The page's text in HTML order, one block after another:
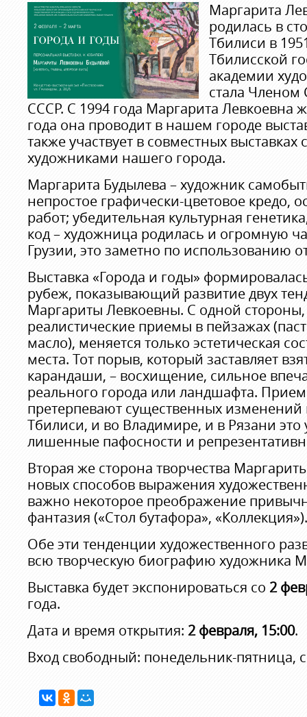
Маргарита
родилась в
Тбилиси в
Тбилисской
академии
стала
СССР. С 1994 года Маргарита Левкоевна
года она проводит в нашем городе
также участвует в совместных выставках
художниками нашего города.
Маргарита Будылева – художник
непростое графически-цветовое кредо,
работ; убедительная культурная
код – художница родилась и огромную
Грузии, это заметно по использованию
Выставка «Города и годы»
рубеж, показывающий развитие двух
Маргариты Левкоевны. С одной
реалистические приемы в пейзажах
масло), меняется только эстетическая
места. Тот порыв, который заставляет
карандаши, – восхищение, сильное
реального города или ландшафта.
претерпевают существенных
Тбилиси, и во Владимире, и в Рязани это
лишенные пафосности и
Вторая же сторона творчества
новых способов выражения
важно некоторое преображение
фантазия («Стол бутафора», «Коллекция»).
Обе эти тенденции художественного
всю творческую биографию художника
Выставка будет экспонироваться со 2
года.
Дата и время открытия: 2 февраля, 15:00.
Вход свободный: понедельник-пятница,